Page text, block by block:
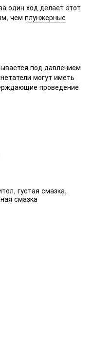
один ход делает этот
чем плунжерные
под давлением
могут иметь
проведение
густая смазка,
смазка